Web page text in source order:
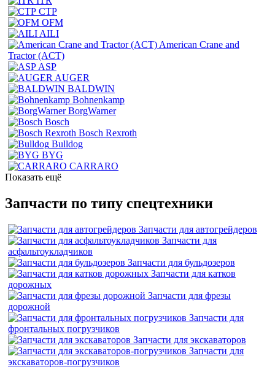
CTP
OFM
AILI
American Crane and
Tractor (ACT)
ASP
AUGER
BALDWIN
Bohnenkamp
BorgWarner
Bosch
Bosch Rexroth
Bulldog
BYG
CARRARO
Показать ещё
Запчасти по типу спецтехники
Запчасти для автогрейдеров
Запчасти для
асфальтоукладчиков
Запчасти для бульдозеров
Запчасти для катков
дорожных
Запчасти для фрезы
дорожной
Запчасти для
фронтальных погрузчиков
Запчасти для экскаваторов
Запчасти для
экскаваторов-погрузчиков